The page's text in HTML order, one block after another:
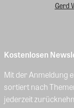
Gerd
Kostenlosen
Mit der Anmeldung
sortiert nach
jederzeit